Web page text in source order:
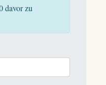
davor zu